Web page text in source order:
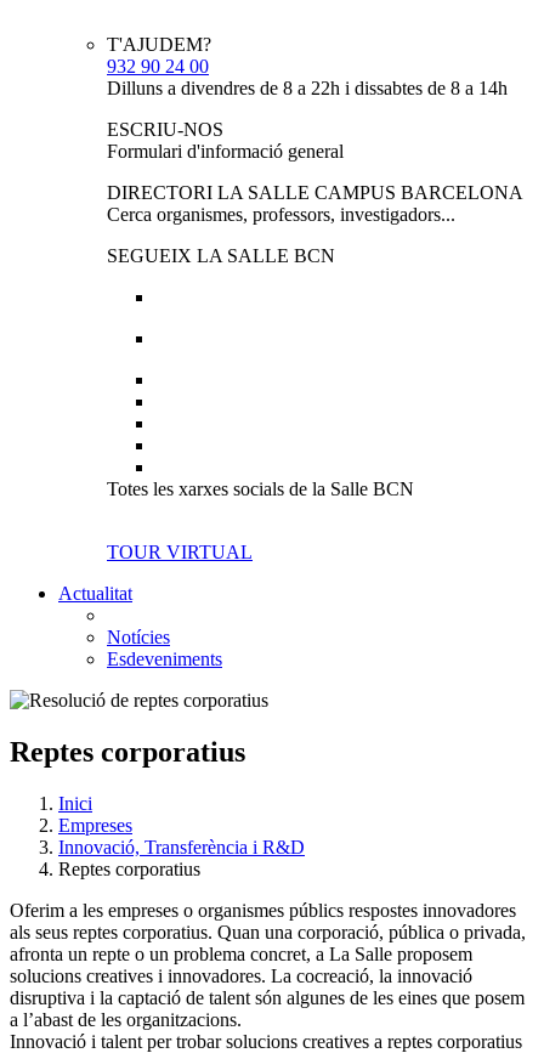
T'AJUDEM?
932 90 24 00
Dilluns a divendres de 8 a 22h i dissabtes de 8 a 14h
ESCRIU-NOS
Formulari d'informació general
DIRECTORI LA SALLE CAMPUS BARCELONA
Cerca organismes, professors, investigadors...
SEGUEIX LA SALLE BCN
Totes les xarxes socials de la Salle BCN
TOUR VIRTUAL
Actualitat
Notícies
Esdeveniments
Reptes corporatius
Inici
Empreses
Innovació, Transferència i R&D
Reptes corporatius
Oferim a les empreses o organismes públics respostes innovadores
als seus reptes corporatius. Quan una corporació, pública o privada,
afronta un repte o un problema concret, a La Salle proposem
solucions creatives i innovadores. La cocreació, la innovació
disruptiva i la captació de talent són algunes de les eines que posem
a l’abast de les organitzacions.
Innovació i talent per trobar solucions creatives a reptes corporatius